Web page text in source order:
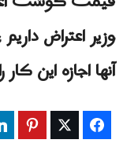
وزیر اعتراض
آنها اجازه این
Facebook
Twitter